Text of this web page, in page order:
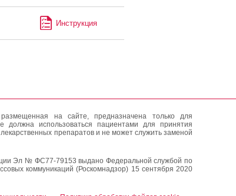
Инструкция
на сайте, предназначена только для
использоваться пациентами для принятия
препаратов и не может служить заменой
Эл № ФС77-79153 выдано Федеральной службой по
коммуникаций (Роскомнадзор) 15 сентября 2020